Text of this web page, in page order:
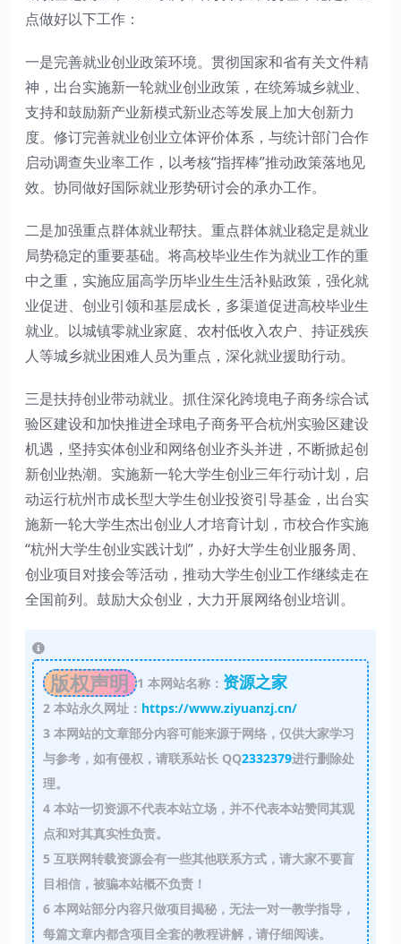
点做好以下工作：
一是完善就业创业政策环境。贯彻国家和省有关文件精
神，出台实施新一轮就业创业政策，在统筹城乡就业、
支持和鼓励新产业新模式新业态等发展上加大创新力
度。修订完善就业创业立体评价体系，与统计部门合作
启动调查失业率工作，以考核“指挥棒”推动政策落地见
效。协同做好国际就业形势研讨会的承办工作。
二是加强重点群体就业帮扶。重点群体就业稳定是就业
局势稳定的重要基础。将高校毕业生作为就业工作的重
中之重，实施应届高学历毕业生生活补贴政策，强化就
业促进、创业引领和基层成长，多渠道促进高校毕业生
就业。以城镇零就业家庭、农村低收入农户、持证残疾
人等城乡就业困难人员为重点，深化就业援助行动。
三是扶持创业带动就业。抓住深化跨境电子商务综合试
验区建设和加快推进全球电子商务平合杭州实验区建设
机遇，坚持实体创业和网络创业齐头并进，不断掀起创
新创业热潮。实施新一轮大学生创业三年行动计划，启
动运行杭州市成长型大学生创业投资引导基金，出台实
施新一轮大学生杰出创业人才培育计划，市校合作实施
“杭州大学生创业实践计划”，办好大学生创业服务周、
创业项目对接会等活动，推动大学生创业工作继续走在
全国前列。鼓励大众创业，大力开展网络创业培训。
版权声明 1 本网站名称： 资源之家
2本站永久网址： https://www.ziyuanzj.cn/
3本网站的文章部分内容可能来源于网络，仅供大家学习
与参考，如有侵权，请联系站长 QQ2332379进行删除处
理。
4本站一切资源不代表本站立场，并不代表本站赞同其观
点和对其真实性负责。
5互联网转载资源会有一些其他联系方式，请大家不要盲
目相信，被骗本站概不负责！
6本网站部分内容只做项目揭秘，无法一对一教学指导，
每篇文章内都含项目全套的教程讲解，请仔细阅读。